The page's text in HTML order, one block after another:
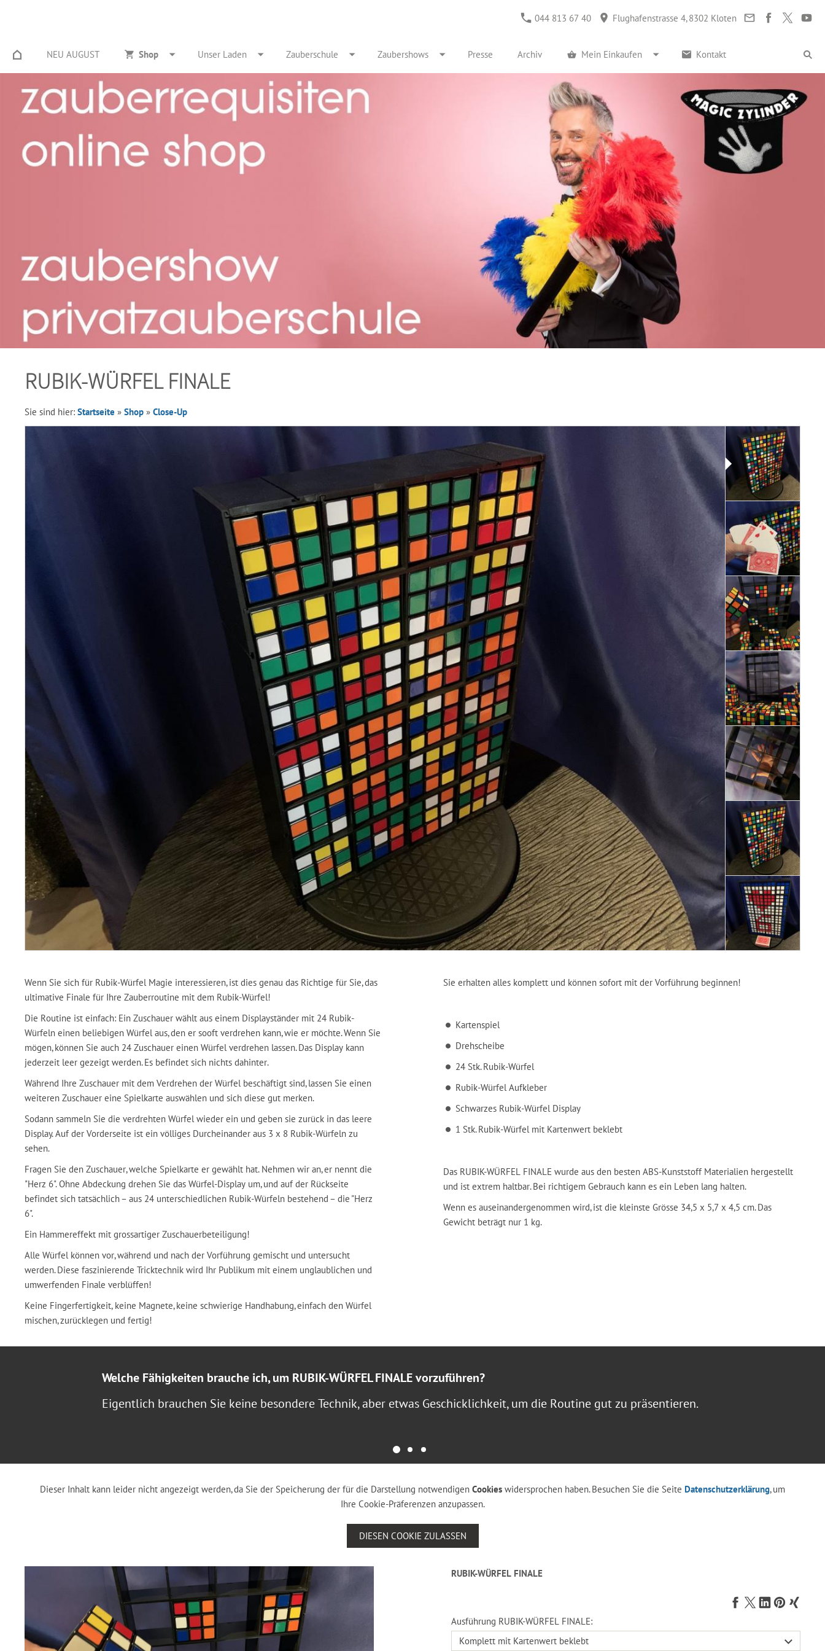
044 813 67 40 Flughafenstrasse 4, 8302 Kloten
NEU AUGUST Shop Unser Laden Zauberschule Zaubershows Presse Archiv Mein Einkaufen Kontakt
RUBIK-WÜRFEL FINALE
Sie sind hier: Startseite » Shop » Close-Up
Wenn Sie sich für Rubik-Würfel Magie interessieren, ist dies genau das Richtige für Sie, das
ultimative Finale für Ihre Zauberroutine mit dem Rubik-Würfel!
Die Routine ist einfach: Ein Zuschauer wählt aus einem Displayständer mit 24 Rubik-
Würfeln einen beliebigen Würfel aus, den er sooft verdrehen kann, wie er möchte. Wenn Sie
mögen, können Sie auch 24 Zuschauer einen Würfel verdrehen lassen. Das Display kann
jederzeit leer gezeigt werden. Es befindet sich nichts dahinter.
Während Ihre Zuschauer mit dem Verdrehen der Würfel beschäftigt sind, lassen Sie einen
weiteren Zuschauer eine Spielkarte auswählen und sich diese gut merken.
Sodann sammeln Sie die verdrehten Würfel wieder ein und geben sie zurück in das leere
Display. Auf der Vorderseite ist ein völliges Durcheinander aus 3 x 8 Rubik-Würfeln zu
sehen.
Fragen Sie den Zuschauer, welche Spielkarte er gewählt hat. Nehmen wir an, er nennt die
"Herz 6". Ohne Abdeckung drehen Sie das Würfel-Display um, und auf der Rückseite
befindet sich tatsächlich – aus 24 unterschiedlichen Rubik-Würfeln bestehend – die "Herz
6".
Ein Hammereffekt mit grossartiger Zuschauerbeteiligung!
Alle Würfel können vor, während und nach der Vorführung gemischt und untersucht
werden. Diese faszinierende Tricktechnik wird Ihr Publikum mit einem unglaublichen und
umwerfenden Finale verblüffen!
Keine Fingerfertigkeit, keine Magnete, keine schwierige Handhabung, einfach den Würfel
mischen, zurücklegen und fertig!
Sie erhalten alles komplett und können sofort mit der Vorführung beginnen!
Kartenspiel
Drehscheibe
24 Stk. Rubik-Würfel
Rubik-Würfel Aufkleber
Schwarzes Rubik-Würfel Display
1 Stk. Rubik-Würfel mit Kartenwert beklebt
Das RUBIK-WÜRFEL FINALE wurde aus den besten ABS-Kunststoff Materialien hergestellt
und ist extrem haltbar. Bei richtigem Gebrauch kann es ein Leben lang halten.
Wenn es auseinandergenommen wird, ist die kleinste Grösse 34,5 x 5,7 x 4,5 cm. Das
Gewicht beträgt nur 1 kg.
Welche Fähigkeiten brauche ich, um RUBIK-WÜRFEL FINALE vorzuführen?
Eigentlich brauchen Sie keine besondere Technik, aber etwas Geschicklichkeit, um die Routine gut zu präsentieren.
Dieser Inhalt kann leider nicht angezeigt werden, da Sie der Speicherung der für die Darstellung notwendigen Cookies widersprochen haben. Besuchen Sie die Seite Datenschutzerklärung, um
Ihre Cookie-Präferenzen anzupassen.
DIESEN COOKIE ZULASSEN
RUBIK-WÜRFEL FINALE
Ausführung RUBIK-WÜRFEL FINALE: